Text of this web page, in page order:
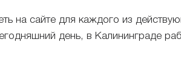
на сайте для каждого из
день, в Калининграде